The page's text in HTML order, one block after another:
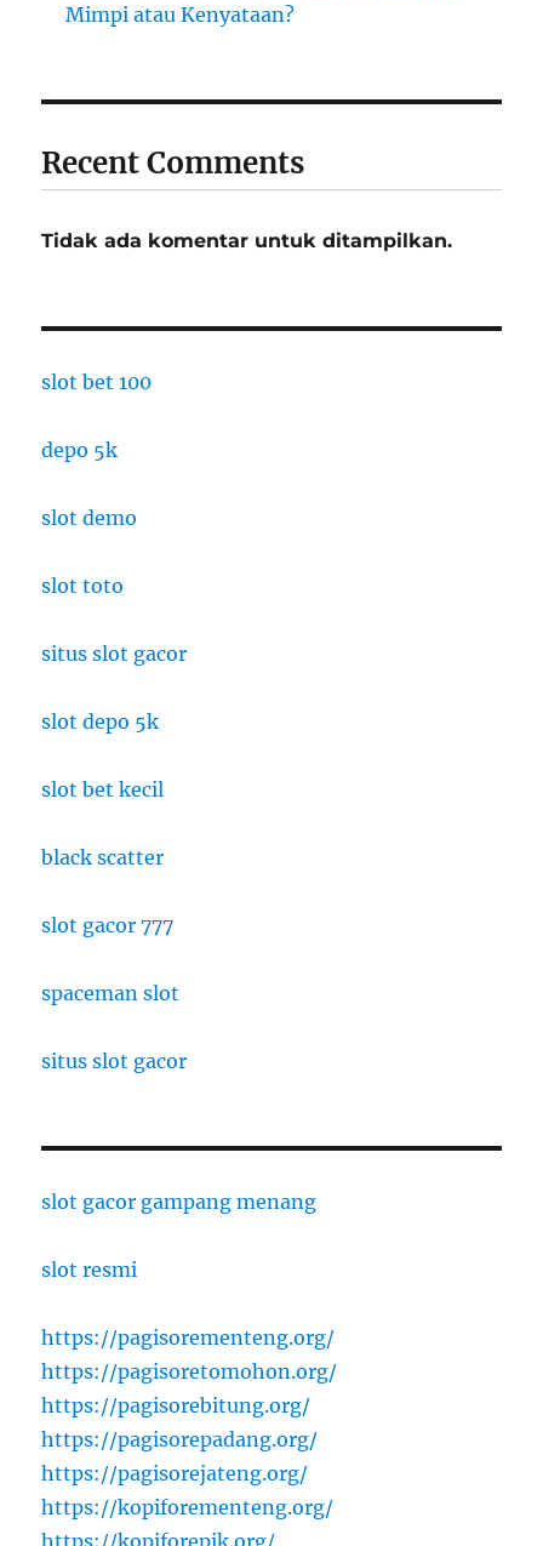
Mimpi atau Kenyataan?
Recent Comments
Tidak ada komentar untuk ditampilkan.
slot bet 100
depo 5k
slot demo
slot toto
situs slot gacor
slot depo 5k
slot bet kecil
black scatter
slot gacor 777
spaceman slot
situs slot gacor
slot gacor gampang menang
slot resmi
https://pagisorementeng.org/
https://pagisoretomohon.org/
https://pagisorebitung.org/
https://pagisorepadang.org/
https://pagisorejateng.org/
https://kopiforementeng.org/
https://kopiforepik.org/